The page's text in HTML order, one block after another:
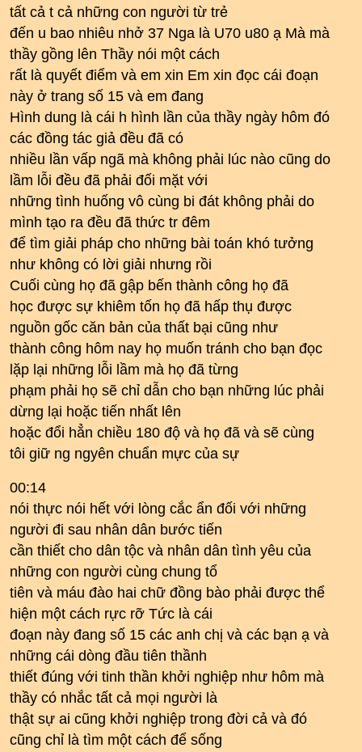
tất cả t cả những con người từ trẻ
đến u bao nhiêu nhở 37 Nga là U70 u80 ạ Mà mà
thầy gồng lên Thầy nói một cách
rất là quyết điểm và em xin Em xin đọc cái đoạn
này ở trang số 15 và em đang
Hình dung là cái h hình lần của thầy ngày hôm đó
các đồng tác giả đều đã có
nhiều lần vấp ngã mà không phải lúc nào cũng do
lầm lỗi đều đã phải đối mặt với
những tình huống vô cùng bi đát không phải do
mình tạo ra đều đã thức tr đêm
để tìm giải pháp cho những bài toán khó tưởng
như không có lời giải nhưng rồi
Cuối cùng họ đã gập bến thành công họ đã
học được sự khiêm tốn họ đã hấp thụ được
nguồn gốc căn bản của thất bại cũng như
thành công hôm nay họ muốn tránh cho bạn đọc
lặp lại những lỗi lầm mà họ đã từng
phạm phải họ sẽ chỉ dẫn cho bạn những lúc phải
dừng lại hoặc tiến nhất lên
hoặc đổi hẳn chiều 180 độ và họ đã và sẽ cùng
tôi giữ ng ngyên chuẩn mực của sự
00:14
nói thực nói hết với lòng cắc ẩn đối với những
người đi sau nhân dân bước tiến
cần thiết cho dân tộc và nhân dân tình yêu của
những con người cùng chung tổ
tiên và máu đào hai chữ đồng bào phải được thể
hiện một cách rực rỡ Tức là cái
đoạn này đang số 15 các anh chị và các bạn ạ và
những cái dòng đầu tiên thầnh
thiết đúng với tinh thần khởi nghiệp như hôm mà
thầy có nhắc tất cả mọi người là
thật sự ai cũng khởi nghiệp trong đời cả và đó
cũng chỉ là tìm một cách để sống